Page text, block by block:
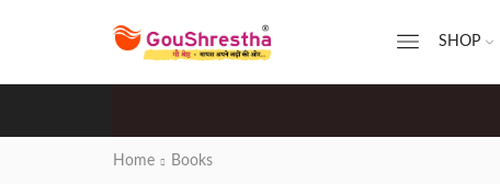
SHOP
Home Books